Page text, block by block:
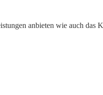
anbieten wie auch das